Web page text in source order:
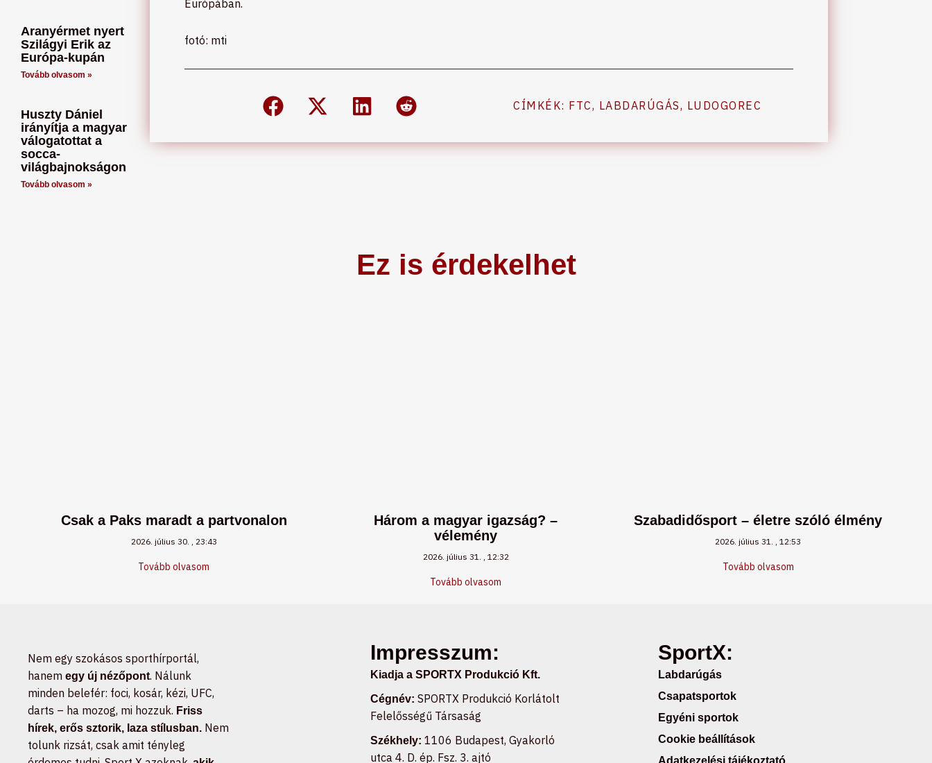
Aranyérmet nyert
Szilágyi Erik az
Európa-kupán
Tovább olvasom »
Huszty Dániel
irányítja a magyar
válogatottat a
socca-
világbajnokságon
Tovább olvasom »
Európában.
fotó: mti
CÍMKÉK: FTC, LABDARÚGÁS, LUDOGOREC
Ez is érdekelhet
Csak a Paks maradt a partvonalon
2026. július 30. 23:43
Tovább olvasom
Három a magyar igazság? –
vélemény
2026. július 31. 12:32
Tovább olvasom
Szabadidősport – életre szóló élmény
2026. július 31. 12:53
Tovább olvasom
Nem egy szokásos sporthírportál,
hanem egy új nézőpont. Nálunk
minden belefér: foci, kosár, kézi, UFC,
darts – ha mozog, mi hozzuk. Friss
hírek, erős sztorik, laza stílusban. Nem
tolunk rizsát, csak amit tényleg
Impresszum:
Kiadja a SPORTX Produkció Kft.
Cégnév: SPORTX Produkció Korlátolt
Felelősségű Társaság
Székhely: 1106 Budapest, Gyakorló
utca 4. D. ép. Fsz. 3. ajtó
SportX:
Labdarúgás
Csapatsportok
Egyéni sportok
Cookie beállítások
Adatkezelési tájékoztató